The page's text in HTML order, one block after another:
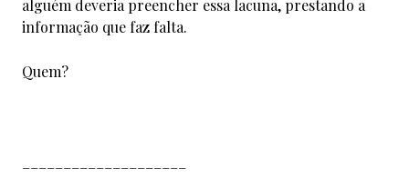
alguém deveria preencher essa lacuna, prestando a
informação que faz falta.
Quem?